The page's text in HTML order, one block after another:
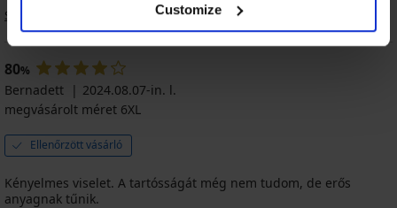
Customize
női
alsó
9 090
Ft
akció
3+1
INGYEN
Misteria
alakformáló
női
alsó
9 090
Ft
akció
3+1
és
alakformáló
női
alsó
8 190
Ft
akció
3+1
bugyi
7 790
Ft
akció
3+1
Alakformáló
pamut
női
alsó
10 190
Ft
akció
3+1
Push-
Up
alakformáló
női
alsó,
magas
7 290
Ft
akció
3+1
női
alsó,
fekete
13 690
Ft
akció
INGYEN
védő
női
alsó,
bézs
13 690
Ft
3+1
magasderekú
alakformáló
női
alsó
6 790
Ft
3+1
női
alsó
18 190
akció
3+1
INGYEN
Sorrend
80%
Bernadett
2024.08.07-in. l.
megvásárolt méret 6XL
Ellenőrzött vásárló
Kényelmes viselet. A tartósságát még nem tudom, de erős
anyagnak tűnik.